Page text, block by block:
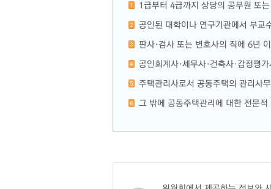
1급부터 4급까지 상당의 공무원 또
공인된 대학이나 연구기관에서 부교
판사·검사 또는 변호사의 직에 6년
공인회계사·세무사·건축사·감정평
주택관리사로서 공동주택의 관리사
그 밖에 공동주택관리에 대한 전문